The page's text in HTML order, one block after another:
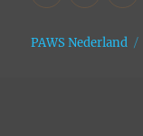
Asiel
PAWS Nederland